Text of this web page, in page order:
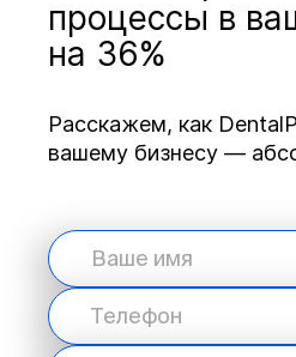
процессы в
на 36%
Расскажем, как
вашему бизнесу —